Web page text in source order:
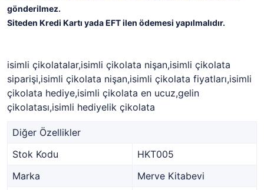
gönderilmez.
Siteden Kredi Kartı yada EFT ilen ödemesi yapılmalıdır.
isimli çikolatalar,isimli çikolata nişan,isimli çikolata
siparişi,isimli çikolata nişan,isimli çikolata fiyatları,isimli
çikolata hediye,isimli çikolata en ucuz,gelin
çikolatası,isimli hediyelik çikolata
Diğer Özellikler
Stok Kodu
HKT005
Marka
Merve Kitabevi